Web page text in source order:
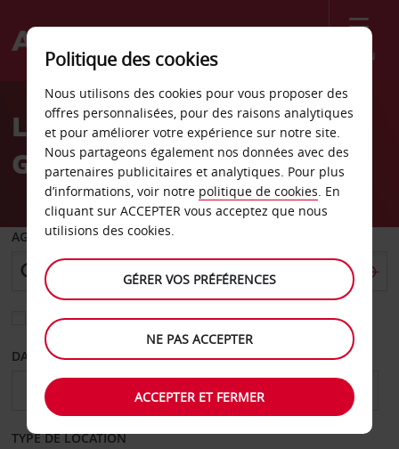
Menu
Welcome
AvisLocation de voiture East
Glacier Park
AGENCE DE DÉPART
Sélectionnez une autre agence de retour
DATE DE DÉPART DATE DE RETOUR
TYPE DE LOCATION
Politique des cookies
Nous utilisons des cookies pour vous proposer des
offres personnalisées, pour des raisons analytiques
et pour améliorer votre expérience sur notre site.
Nous partageons également nos données avec des
partenaires publicitaires et analytiques. Pour plus
d’informations, voir notre politique de cookies. En
cliquant sur ACCEPTER vous acceptez que nous
utilisions des cookies.
GÉRER VOS PRÉFÉRENCES
NE PAS ACCEPTER
ACCEPTER ET FERMER